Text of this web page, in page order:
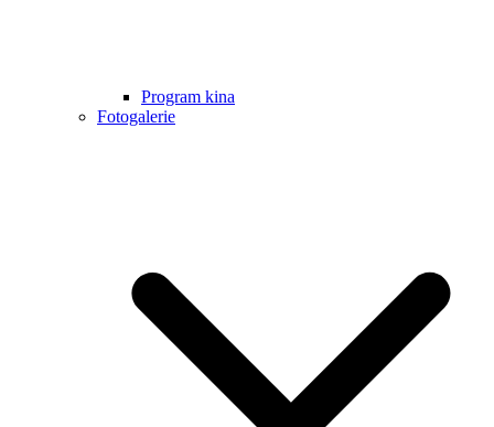
Program kina
Fotogalerie